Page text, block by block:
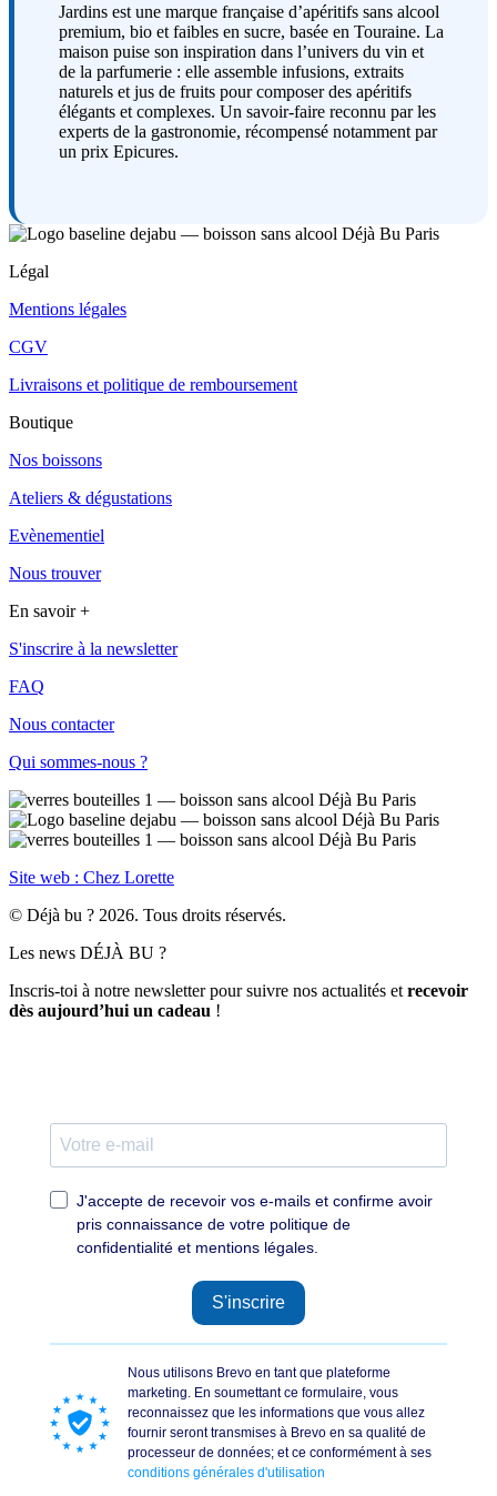
Jardins est une marque française d’apéritifs sans alcool
premium, bio et faibles en sucre, basée en Touraine. La
maison puise son inspiration dans l’univers du vin et
de la parfumerie : elle assemble infusions, extraits
naturels et jus de fruits pour composer des apéritifs
élégants et complexes. Un savoir-faire reconnu par les
experts de la gastronomie, récompensé notamment par
un prix Epicures.
Légal
Mentions légales
CGV
Livraisons et politique de remboursement
Boutique
Nos boissons
Ateliers & dégustations
Evènementiel
Nous trouver
En savoir +
S'inscrire à la newsletter
FAQ
Nous contacter
Qui sommes-nous ?
Site web : Chez Lorette
© Déjà bu ? 2026. Tous droits réservés.
Les news DÉJÀ BU ?
Inscris-toi à notre newsletter pour suivre nos actualités et recevoir
dès aujourd’hui un cadeau !
J'accepte de recevoir vos e-mails et confirme avoir
pris connaissance de votre politique de
confidentialité et mentions légales.
S'inscrire
Nous utilisons Brevo en tant que plateforme
marketing. En soumettant ce formulaire, vous
reconnaissez que les informations que vous allez
fournir seront transmises à Brevo en sa qualité de
processeur de données; et ce conformément à ses
conditions générales d'utilisation